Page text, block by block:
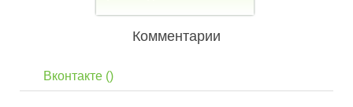
Комментарии
Вконтакте ()